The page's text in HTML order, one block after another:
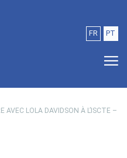
FR PT
AVEC LOLA DAVIDSON À L’ISCTE –